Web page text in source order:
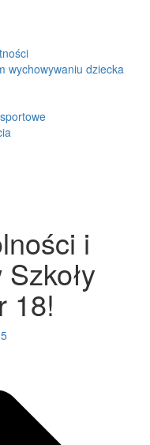
wychowywaniu dziecka
i
18!